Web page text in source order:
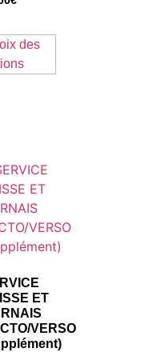
des
ET
VERSO